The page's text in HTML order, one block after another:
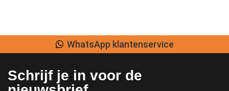
WhatsApp klantenservice
Schrijf je in voor de